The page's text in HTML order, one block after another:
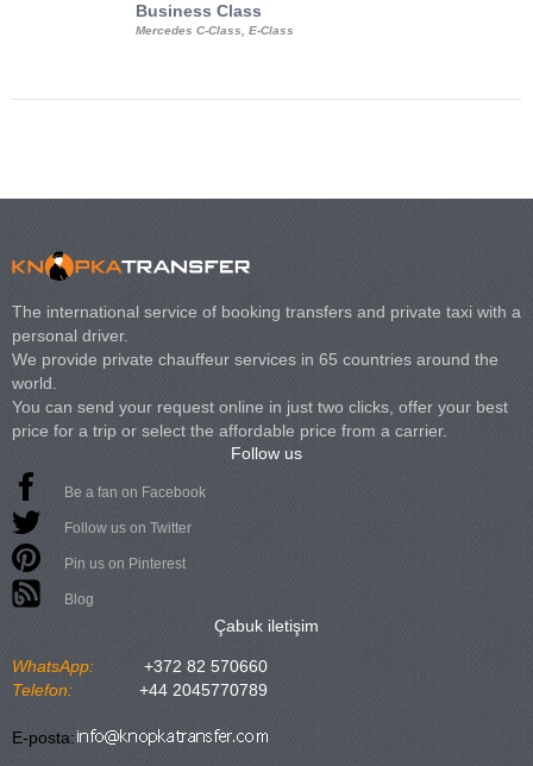
Business Class
Mercedes C-Class, E-Class
The international service of booking transfers and private taxi with a
personal driver.
We provide private chauffeur services in 65 countries around the
world.
You can send your request online in just two clicks, offer your best
price for a trip or select the affordable price from a carrier.
Follow us
Be a fan on Facebook
Follow us on Twitter
Pin us on Pinterest
Blog
Çabuk iletişim
WhatsApp:
+372 82 570660
Telefon:
+44 2045770789
E-posta: